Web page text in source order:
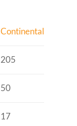
Continental
205
50
17